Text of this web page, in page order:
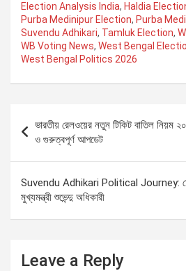
Election Analysis India, Haldia
Purba Medinipur Election, Purba
Suvendu Adhikari, Tamluk Election,
WB Voting News, West Bengal
West Bengal Politics 2026
navigation
ভারতীয় রেলওয়ের নতুন টিকিট বাতিল নিয়ম
ও গুরুত্বপূর্ণ আপডেট
Suvendu Adhikari Political Journey:
মুখ্যমন্ত্রী শুভেন্দু অধিকারী
Leave a Reply